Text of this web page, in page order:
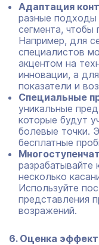
Адаптация
разные подходы
сегмента, чтобы
Например, для
специалистов
акцентом на
инновации, а
показатели и
Специальные
уникальные
которые будут
болевые точки.
бесплатные
несколько
Используйте
представления
возражений.
6. Оценка